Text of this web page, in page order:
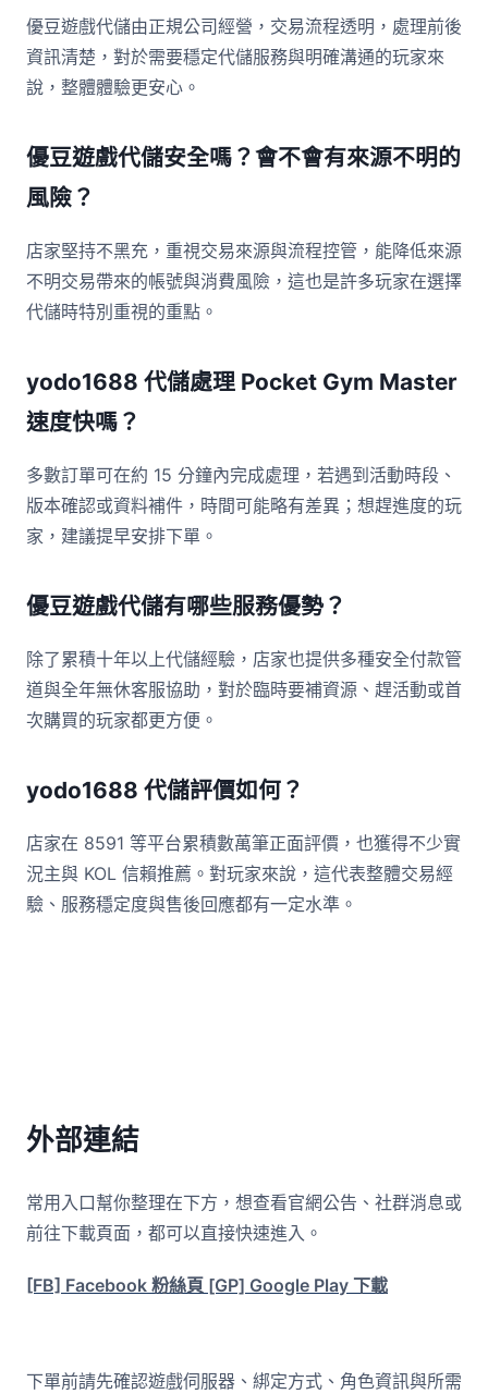
優豆遊戲代儲由正規公司經營，交易流程透明，處理前後
資訊清楚，對於需要穩定代儲服務與明確溝通的玩家來
說，整體體驗更安心。
優豆遊戲代儲安全嗎？會不會有來源不明的
風險？
店家堅持不黑充，重視交易來源與流程控管，能降低來源
不明交易帶來的帳號與消費風險，這也是許多玩家在選擇
代儲時特別重視的重點。
yodo1688 代儲處理 Pocket Gym Master
速度快嗎？
多數訂單可在約 15 分鐘內完成處理，若遇到活動時段、
版本確認或資料補件，時間可能略有差異；想趕進度的玩
家，建議提早安排下單。
優豆遊戲代儲有哪些服務優勢？
除了累積十年以上代儲經驗，店家也提供多種安全付款管
道與全年無休客服協助，對於臨時要補資源、趕活動或首
次購買的玩家都更方便。
yodo1688 代儲評價如何？
店家在 8591 等平台累積數萬筆正面評價，也獲得不少實
況主與 KOL 信賴推薦。對玩家來說，這代表整體交易經
驗、服務穩定度與售後回應都有一定水準。
外部連結
常用入口幫你整理在下方，想查看官網公告、社群消息或
前往下載頁面，都可以直接快速進入。
[FB] Facebook 粉絲頁 [GP] Google Play 下載
下單前請先確認遊戲伺服器、綁定方式、角色資訊與所需